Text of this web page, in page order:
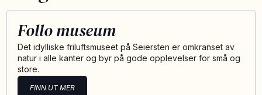
Follo museum
Det idylliske friluftsmuseet på Seiersten er omkranset av
natur i alle kanter og byr på gode opplevelser for små og
store.
FINN UT MER